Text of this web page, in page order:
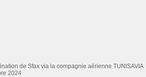
de Sfax via la compagnie aérienne TUNISAVIA
2024